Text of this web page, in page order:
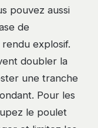
pouvez aussi
de
explosif.
doubler la
une tranche
Pour les
le poulet